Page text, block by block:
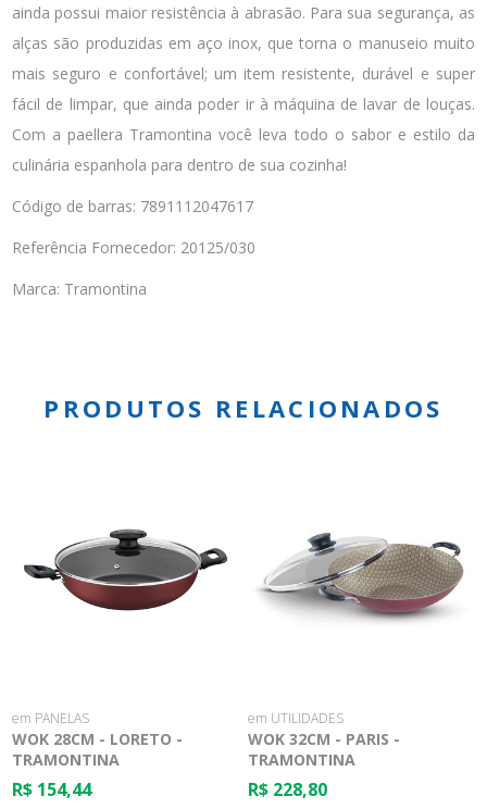
ainda possui maior resistência à abrasão. Para sua segurança, as
alças são produzidas em aço inox, que torna o manuseio muito
mais seguro e confortável; um item resistente, durável e super
fácil de limpar, que ainda poder ir à máquina de lavar de louças.
Com a paellera Tramontina você leva todo o sabor e estilo da
culinária espanhola para dentro de sua cozinha!
Código de barras: 7891112047617
Referência Fornecedor: 20125/030
Marca: Tramontina
PRODUTOS RELACIONADOS
em PANELAS
WOK 28CM - LORETO -
TRAMONTINA
R$ 154,44
em UTILIDADES
WOK 32CM - PARIS -
TRAMONTINA
R$ 228,80